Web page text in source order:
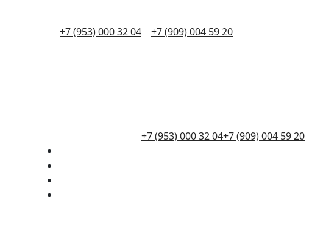
+7 (953) 000 32 04 +7 (909) 004 59 20
+7 (953) 000 32 04+7 (909) 004 59 20